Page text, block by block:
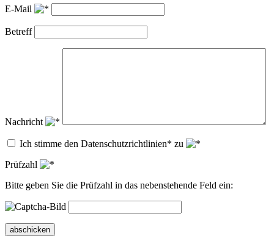
E-Mail
Betreff
Nachricht
Ich stimme den Datenschutzrichtlinien* zu
Prüfzahl
Bitte geben Sie die Prüfzahl in das nebenstehende Feld ein:
abschicken